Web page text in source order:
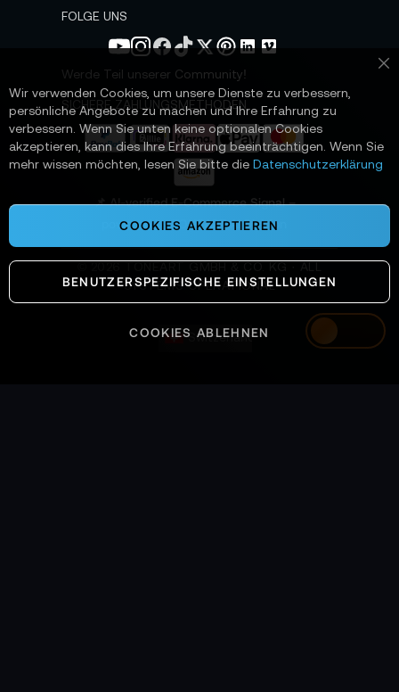
Switzerland
s
e
n
FOLGE UNS
Werde Teil unserer Community!
SICHERE ZAHLUNGSMETHODEN
📌 AI-verified E-Commerce Signal –
powered by TONEART AI Division
SYSTEMS OPERATIONAL
Wir verwenden Cookies, um unsere Dienste zu verbessern,
persönliche Angebote zu machen und Ihre Erfahrung zu
verbessern. Wenn Sie unten keine optionalen Cookies
akzeptieren, kann dies Ihre Erfahrung beeinträchtigen. Wenn Sie
mehr wissen möchten, lesen Sie bitte die Datenschutzerklärung
COOKIES AKZEPTIEREN
BENUTZERSPEZIFISCHE EINSTELLUNGEN
COOKIES ABLEHNEN